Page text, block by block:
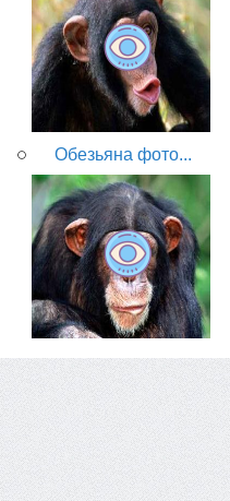
Обезьяна фото...